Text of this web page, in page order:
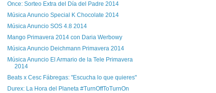
Once: Sorteo Extra del Día del Padre 2014
Música Anuncio Special K Chocolate 2014
Música Anuncio SOS 4.8 2014
Mango Primavera 2014 con Daria Werbowy
Música Anuncio Deichmann Primavera 2014
Música Anuncio El Armario de la Tele Primavera
2014
Beats x Cesc Fábregas: "Escucha lo que quieres"
Durex: La Hora del Planeta #TurnOffToTurnOn